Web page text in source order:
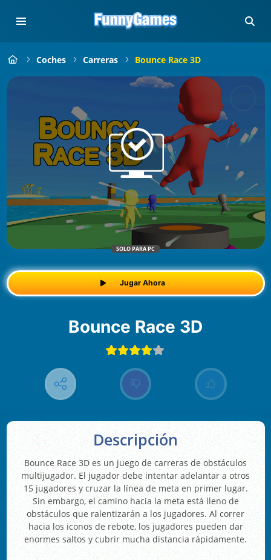
Coches Carreras Bounce Race 3D
SOLO PARA PC
Jugar Ahora
Bounce Race 3D
Descripción
Bounce Race 3D es un juego de carreras de obstáculos
multijugador. El jugador debe intentar adelantar a otros
15 jugadores y cruzar la línea de meta en primer lugar.
Sin embargo, el camino hacia la meta está lleno de
obstáculos que ralentizarán a los jugadores. Al correr
hacia los iconos de rebote, los jugadores pueden dar
enormes saltos y cubrir mucha distancia rápidamente.